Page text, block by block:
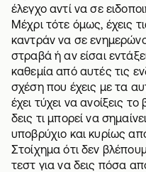
έλεγχοαντί να σε
Μέχρι τότε όμως, έχεις
καντράν να σε
στραβά ή αν είσαι
καθεμία από αυτές τις
σχέση που έχεις με τα
έχει τύχει να ανοίξεις
δεις τι μπορεί να
υποβρύχιο και κυρίως
Στοίχημα ότι δεν
τεστ για να δεις πόσα